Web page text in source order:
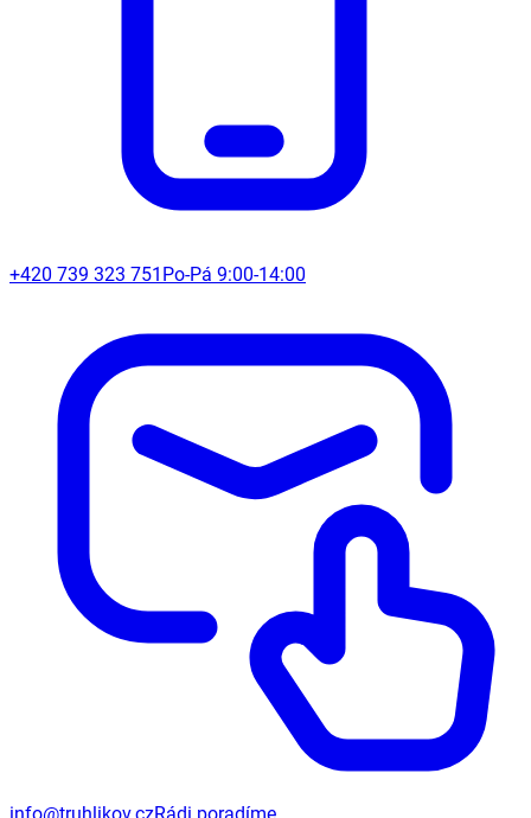
+420 739 323 751 Po-Pá 9:00-14:00
info@truhlikov.czRádi poradíme